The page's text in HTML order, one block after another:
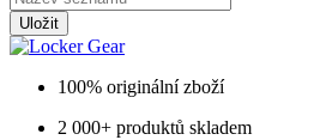
Uložit
100% originální zboží
2 000+ produktů skladem